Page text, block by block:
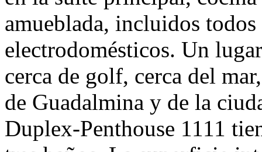
amueblada, incluidos todos
electrodomésticos. Un
cerca de golf, cerca del
de Guadalmina y de la
Duplex-Penthouse 1111